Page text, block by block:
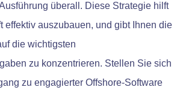
überall. Diese Strategie hilft
effektiv auszubauen, und gibt Ihnen die
die wichtigsten
zu konzentrieren. Stellen Sie sich
zu engagierter Offshore-Software